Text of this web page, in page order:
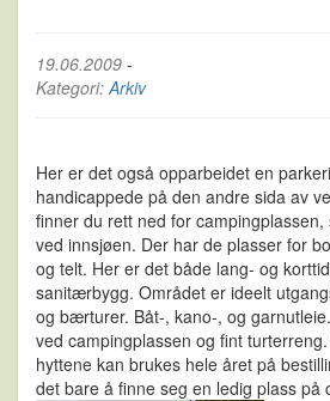
19.06.2009 -
Kategori: Arkiv
Her er det også opparbeidet en
handicappede på den andre sida av
finner du rett ned for campingplassen,
ved innsjøen. Der har de plasser for
og telt. Her er det både lang- og
sanitærbygg. Området er ideelt
og bærturer. Båt-, kano-, og
ved campingplassen og fint
hyttene kan brukes hele året på
det bare å finne seg en ledig plass på